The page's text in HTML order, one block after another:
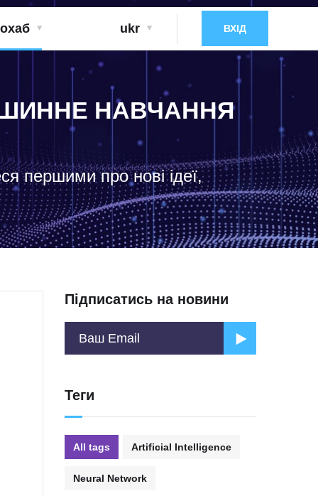
ukr ВХІД
НАВЧАННЯ
першими про нові ідеї,
Підписатись на новини
Теги
All tags Artificial Intelligence
Neural Network